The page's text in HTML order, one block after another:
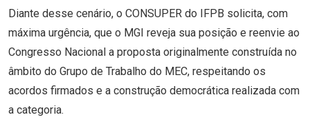
Diante desse cenário, o CONSUPER do IFPB solicita, com
máxima urgência, que o MGI reveja sua posição e reenvie ao
Congresso Nacional a proposta originalmente construída no
âmbito do Grupo de Trabalho do MEC, respeitando os
acordos firmados e a construção democrática realizada com
a categoria.